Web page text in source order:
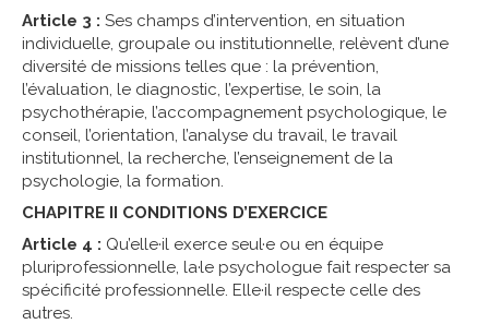
Article 3 : Ses champs d’intervention, en situation
individuelle, groupale ou institutionnelle, relèvent d’une
diversité de missions telles que : la prévention,
l’évaluation, le diagnostic, l’expertise, le soin, la
psychothérapie, l’accompagnement psychologique, le
conseil, l’orientation, l’analyse du travail, le travail
institutionnel, la recherche, l’enseignement de la
psychologie, la formation.
CHAPITRE II CONDITIONS D’EXERCICE
Article 4 : Qu’elle·il exerce seul·e ou en équipe
pluriprofessionnelle, la·le psychologue fait respecter sa
spécificité professionnelle. Elle·il respecte celle des
autres.